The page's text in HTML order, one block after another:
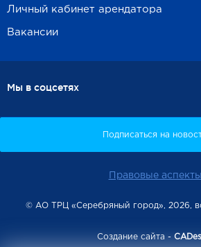
Личный кабинет арендатора
Вакансии
Мы в соцсетях
Правовые аспекты
© АО ТРЦ «Серебряный город», 2026,
Создание сайта -